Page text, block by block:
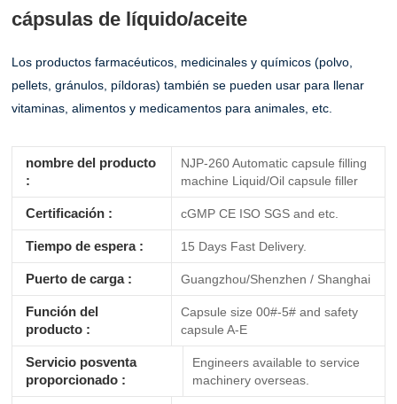
cápsulas de líquido/aceite
Los productos farmacéuticos, medicinales y químicos (polvo,
pellets, gránulos, píldoras) también se pueden usar para llenar
vitaminas, alimentos y medicamentos para animales, etc.
nombre del producto
:
NJP-260 Automatic capsule filling
machine Liquid/Oil capsule filler
Certificación : cGMP CE ISO SGS and etc.
Tiempo de espera : 15 Days Fast Delivery.
Puerto de carga : Guangzhou/Shenzhen / Shanghai
Función del
producto :
Capsule size 00#-5# and safety
capsule A-E
Servicio posventa
proporcionado :
Engineers available to service
machinery overseas.